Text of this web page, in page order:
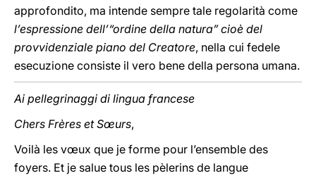
approfondito, ma intende sempre tale regolarità come
l’espressione dell’“ordine della natura” cioè del
provvidenziale piano del Creatore, nella cui fedele
esecuzione consiste il vero bene della persona umana.
Ai pellegrinaggi di lingua francese
Chers Frères et Sœurs,
Voilà les vœux que je forme pour l’ensemble des
foyers. Et je salue tous les pèlerins de langue